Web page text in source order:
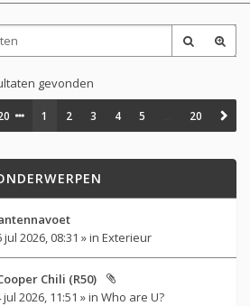
gevonden
1 2 3 4 5 20
jul 2026, 08:31 » in Exterieur
Chili (R50)
jul 2026, 11:51 » in Who are U?